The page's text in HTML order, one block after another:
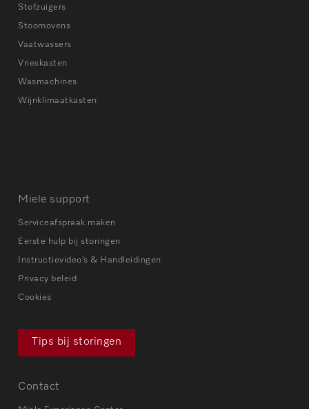
Stofzuigers
Stoomovens
Vaatwassers
Vrieskasten
Wasmachines
Wijnklimaatkasten
Miele support
Serviceafspraak maken
Eerste hulp bij storingen
Instructievideo’s & Handleidingen
Privacy beleid
Cookies
Tips bij storingen
Contact